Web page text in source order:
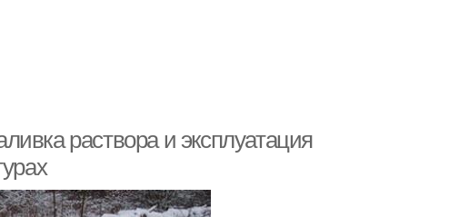
раствора и эксплуатация